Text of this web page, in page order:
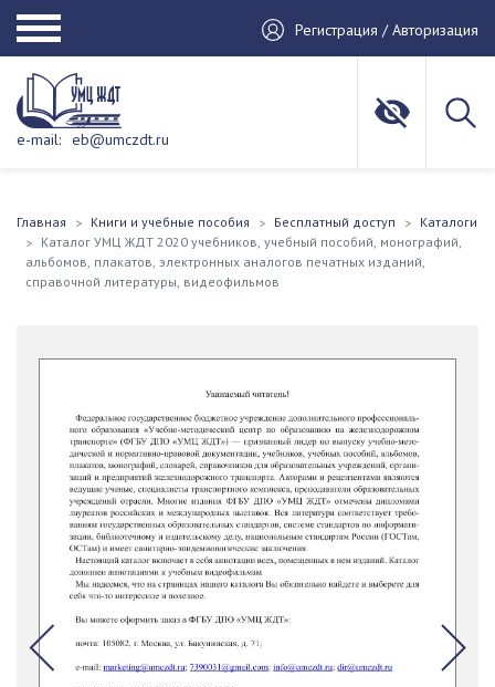
Регистрация / Авторизация
e-mail: eb@umczdt.ru
Главная Книги и учебные пособия Бесплатный доступ
Каталоги
Каталог УМЦ ЖДТ 2020 учебников, учебный пособий, монографий,
альбомов, плакатов, электронных аналогов печатных изданий,
справочной литературы, видеофильмов